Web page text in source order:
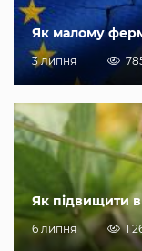
Як малому
3 липня
Як підвищити
6 липня 1